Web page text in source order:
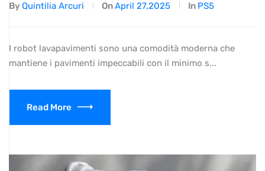
By Quintilia Arcuri OnApril 27,2025 In PS5
I robot lavapavimenti sono una comodità moderna che
mantiene i pavimenti impeccabili con il minimo s...
Read More